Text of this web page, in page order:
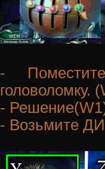
-
головоломку.
-
- Возьмите